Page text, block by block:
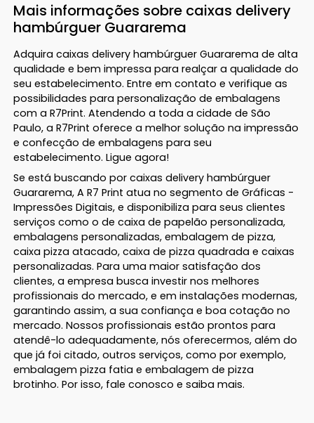
Mais informações sobre caixas delivery
hambúrguer Guararema
Adquira caixas delivery hambúrguer Guararema de alta
qualidade e bem impressa para realçar a qualidade do
seu estabelecimento. Entre em contato e verifique as
possibilidades para personalização de embalagens
com a R7Print. Atendendo a toda a cidade de São
Paulo, a R7Print oferece a melhor solução na impressão
e confecção de embalagens para seu
estabelecimento. Ligue agora!
Se está buscando por caixas delivery hambúrguer
Guararema, A R7 Print atua no segmento de Gráficas -
Impressões Digitais, e disponibiliza para seus clientes
serviços como o de caixa de papelão personalizada,
embalagens personalizadas, embalagem de pizza,
caixa pizza atacado, caixa de pizza quadrada e caixas
personalizadas. Para uma maior satisfação dos
clientes, a empresa busca investir nos melhores
profissionais do mercado, e em instalações modernas,
garantindo assim, a sua confiança e boa cotação no
mercado. Nossos profissionais estão prontos para
atendê-lo adequadamente, nós oferecermos, além do
que já foi citado, outros serviços, como por exemplo,
embalagem pizza fatia e embalagem de pizza
brotinho. Por isso, fale conosco e saiba mais.